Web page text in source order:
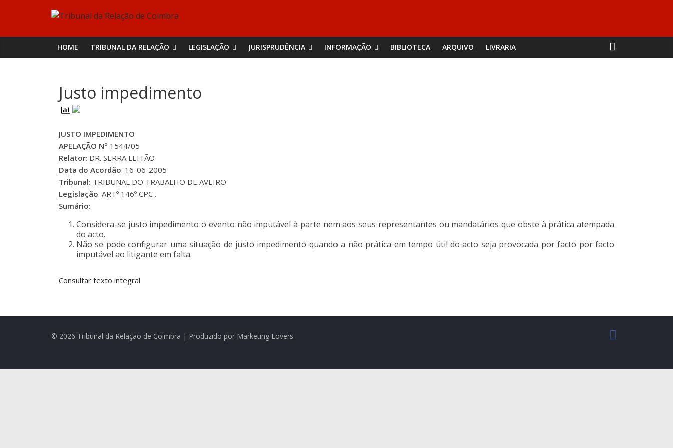
Tribunal
da
de
Coimbra
HOME TRIBUNAL DA RELAÇÃO LEGISLAÇÃO JURISPRUDÊNCIA INFORMAÇÃO BIBLIOTECA ARQUIVO LIVRARIA
Justo impedimento
JUSTO IMPEDIMENTO
APELAÇÃO Nº 1544/05
Relator: DR. SERRA LEITÃO
Data do Acordão: 16-06-2005
Tribunal: TRIBUNAL DO TRABALHO DE AVEIRO
Legislação: ARTº 146º CPC .
Sumário:
Considera-se justo impedimento o evento não imputável à parte nem aos seus representantes ou mandatários que obste à prática atempada
do acto.
Não se pode configurar uma situação de justo impedimento quando a não prática em tempo útil do acto seja provocada por facto por facto
imputável ao litigante em falta.
Consultar texto integral
© 2026 Tribunal da Relação de Coimbra | Produzido por Marketing Lovers